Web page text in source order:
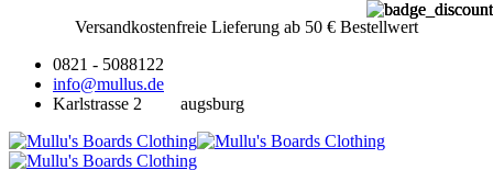
Versandkostenfreie Lieferung ab 50 € Bestellwert
0821 - 5088122
info@mullus.de
Karlstrasse 2
augsburg